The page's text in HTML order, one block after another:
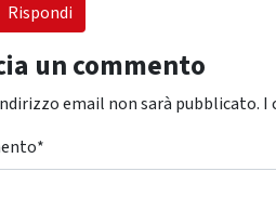
Rispondi
un commento
email non sarà pubblicato. I
*